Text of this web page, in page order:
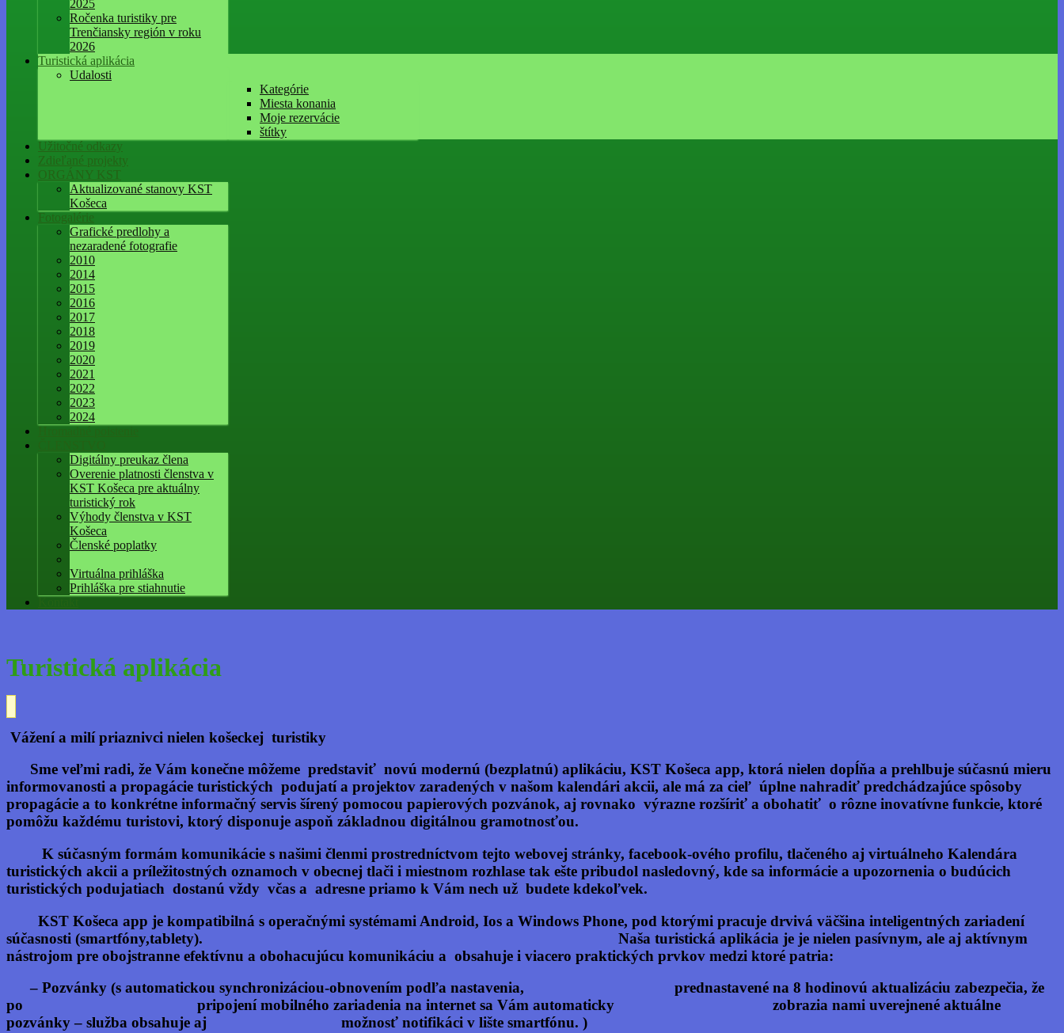
2025
Ročenka turistiky pre
Trenčiansky región v roku
2026
Turistická aplikácia
Udalosti
Kategórie
Miesta konania
Moje rezervácie
štítky
Užitočné odkazy
Zdieľané projekty
ORGÁNY KST
Aktualizované stanovy KST
Košeca
Fotogalérie
Grafické predlohy a
nezaradené fotografie
2010
2014
2015
2016
2017
2018
2019
2020
2021
2022
2023
2024
Digitálny preukaz člena
Overenie platnosti členstva v
KST Košeca pre aktuálny
turistický rok
Výhody členstva v KST
Košeca
Členské poplatky
Virtuálna prihláška
Prihláška pre stiahnutie
Turistická aplikácia
Vážení a milí priaznivci nielen košeckej turistiky
Sme veľmi radi, že Vám konečne môžeme predstaviť novú modernú (bezplatnú) aplikáciu, KST Košeca app, ktorá nielen dopĺňa a prehlbuje súčasnú mieru
informovanosti a propagácie turistických podujatí a projektov zaradených v našom kalendári akcii, ale má za cieľ úplne nahradiť predchádzajúce spôsoby
propagácie a to konkrétne informačný servis šírený pomocou papierových pozvánok, aj rovnako výrazne rozšíriť a obohatiť o rôzne inovatívne funkcie, ktoré
pomôžu každému turistovi, ktorý disponuje aspoň základnou digitálnou gramotnosťou.
K súčasným formám komunikácie s našimi členmi prostredníctvom tejto webovej stránky, facebook-ového profilu, tlačeného aj virtuálneho Kalendára
turistických akcii a príležitostných oznamoch v obecnej tlači i miestnom rozhlase tak ešte pribudol nasledovný, kde sa informácie a upozornenia o budúcich
turistických podujatiach dostanú vždy včas a adresne priamo k Vám nech už budete kdekoľvek.
KST Košeca app je kompatibilná s operačnými systémami Android, Ios a Windows Phone, pod ktorými pracuje drvivá väčšina inteligentných zariadení
súčasnosti (smartfóny,tablety). Naša turistická aplikácia je je nielen pasívnym, ale aj aktívnym
nástrojom pre obojstranne efektívnu a obohacujúcu komunikáciu a obsahuje i viacero praktických prvkov medzi ktoré patria:
– Pozvánky (s automatickou synchronizáciou-obnovením podľa nastavenia, prednastavené na 8 hodinovú aktualizáciu zabezpečia, že
po pripojení mobilného zariadenia na internet sa Vám automaticky zobrazia nami uverejnené aktuálne
pozvánky – služba obsahuje aj možnosť notifikáci v lište smartfónu. )